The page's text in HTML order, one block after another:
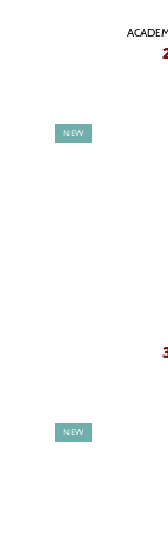
NEW
NEW